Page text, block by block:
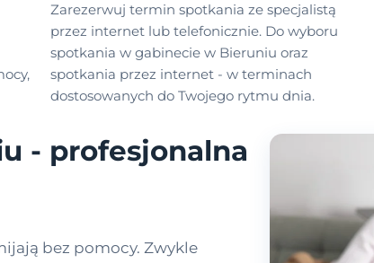
Zarezerwuj termin spotkania ze specjalistą
przez internet lub telefonicznie. Do wyboru
spotkania w gabinecie w Bieruniu oraz
spotkania przez internet - w terminach
dostosowanych do Twojego rytmu dnia.
- profesjonalna
bez pomocy. Zwykle